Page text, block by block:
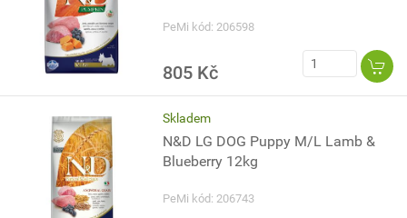
PeMi kód: 206598
805 Kč
Skladem
N&D LG DOG Puppy M/L Lamb &
Blueberry 12kg
PeMi kód: 206743